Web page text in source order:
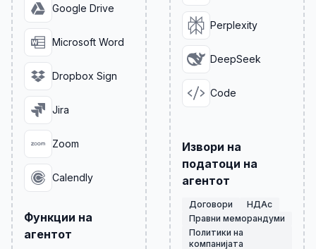
Google Drive
Microsoft Word
Dropbox Sign
Jira
Zoom
Calendly
Функции на
агентот
Perplexity
DeepSeek
Code
Извори на
податоци на
агентот
Договори
НДАс
Правни меморандуми
Политики на
компанијата